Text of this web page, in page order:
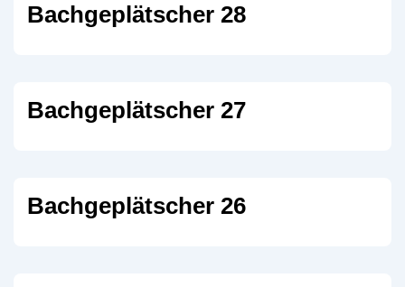
Bachgeplätscher 28
Bachgeplätscher 27
Bachgeplätscher 26